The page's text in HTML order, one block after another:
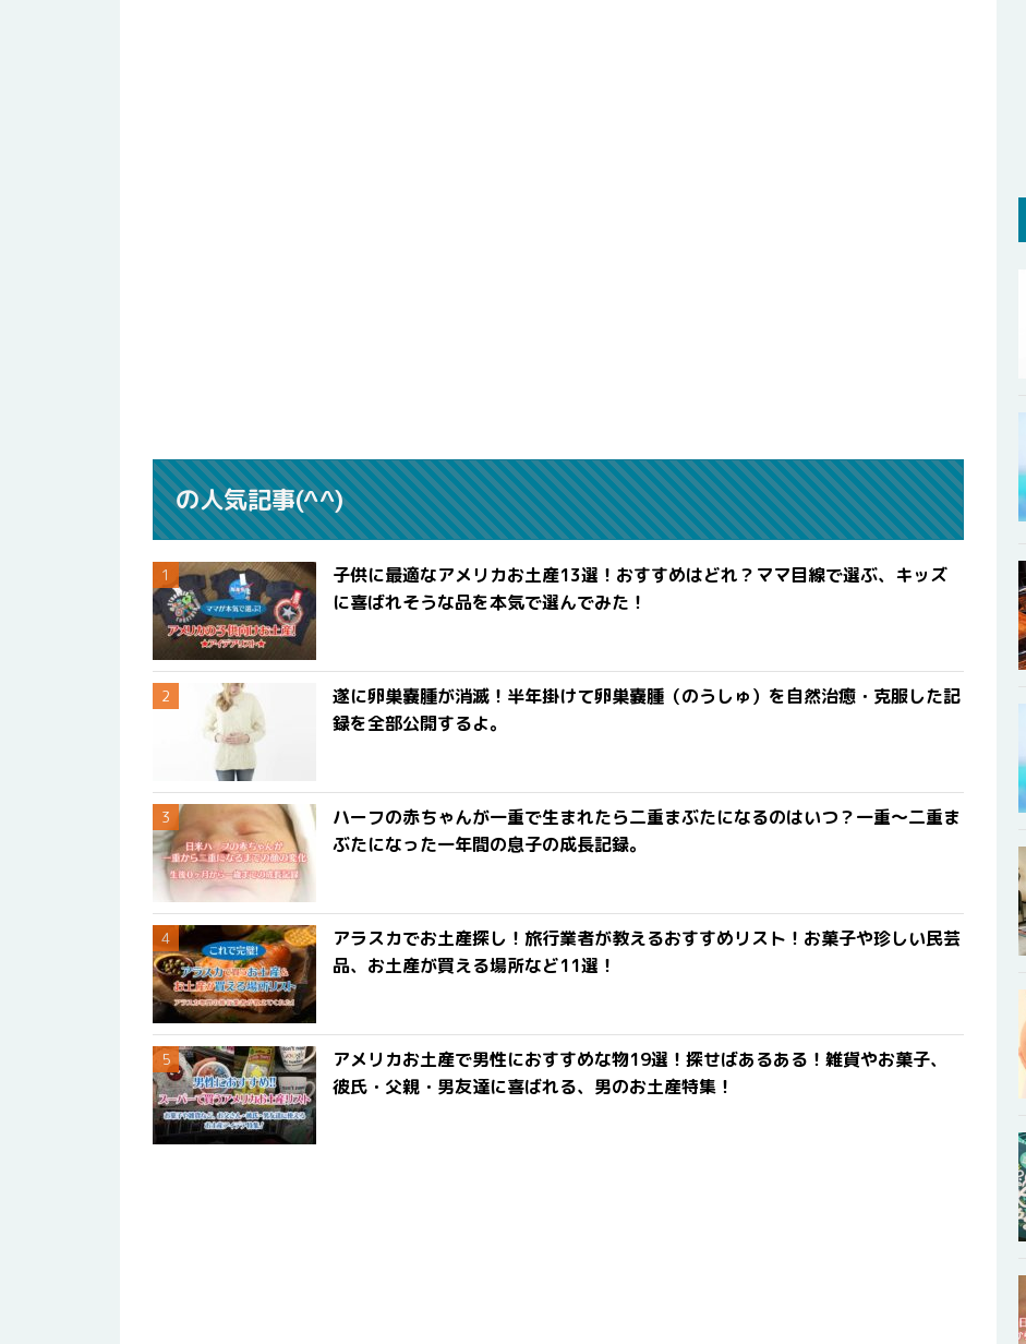
の人気記事(^^)
子供に最適なアメリカお土産13選！おすすめはどれ？ママ目線で選ぶ、キッズ
に喜ばれそうな品を本気で選んでみた！
遂に卵巣嚢腫が消滅！半年掛けて卵巣嚢腫（のうしゅ）を自然治癒・克服した記
録を全部公開するよ。
ハーフの赤ちゃんが一重で生まれたら二重まぶたになるのはいつ？一重〜二重ま
ぶたになった一年間の息子の成長記録。
アラスカでお土産探し！旅行業者が教えるおすすめリスト！お菓子や珍しい民芸
品、お土産が買える場所など11選！
アメリカお土産で男性におすすめな物19選！探せばあるある！雑貨やお菓子、
彼氏・父親・男友達に喜ばれる、男のお土産特集！